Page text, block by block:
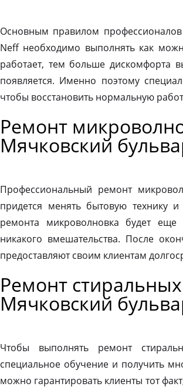
Основным правилом
Neff необходимо выполнять как
работает, тем больше
появляется. Именно поэтому
чтобы восстановить нормальную
Ремонт
Мячковский
Профессиональный ремонт
придется менять бытовую технику
ремонта микроволновка будет
никакого вмешательства. После
предоставляют своим клиентам
Ремонт
Мячковский
Чтобы выполнять ремонт
специальное обучение и получить
можно гарантировать клиенты тот